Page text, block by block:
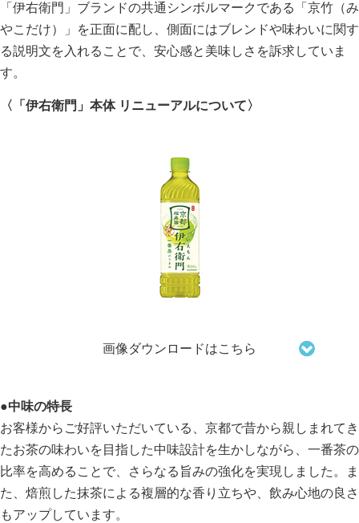
「伊右衛門」ブランドの共通シンボルマークである「京竹（み
やこだけ）」を正面に配し、側面にはブレンドや味わいに関す
る説明文を入れることで、安心感と美味しさを訴求していま
す。
〈「伊右衛門」本体 リニューアルについて〉
画像ダウンロードはこちら
●中味の特長
お客様からご好評いただいている、京都で昔から親しまれてき
たお茶の味わいを目指した中味設計を生かしながら、一番茶の
比率を高めることで、さらなる旨みの強化を実現しました。ま
た、焙煎した抹茶による複層的な香り立ちや、飲み心地の良さ
もアップしています。